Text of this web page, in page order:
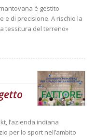
è gestito
e di precisione. A rischio la
tessitura del terreno»
l’azienda indiana
per lo sport nell’ambito